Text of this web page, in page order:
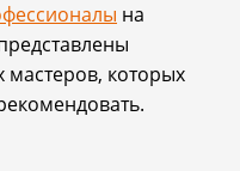
на
мастеров, которых